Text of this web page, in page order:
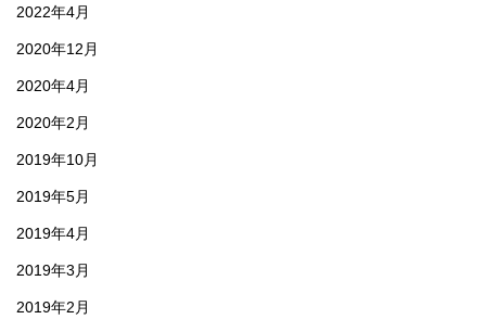
2022年4月
2020年12月
2020年4月
2020年2月
2019年10月
2019年5月
2019年4月
2019年3月
2019年2月